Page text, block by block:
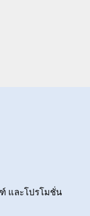
และโปรโมชั่น